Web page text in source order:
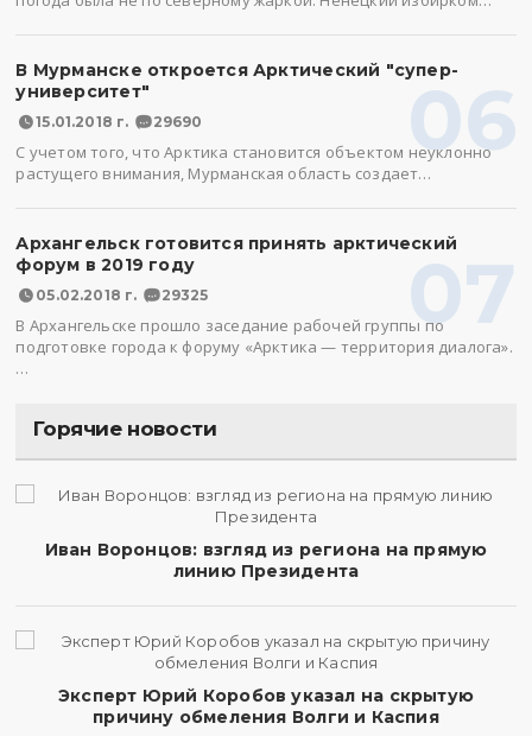
06
В Мурманске откроется Арктический "супер-
университет"
15.01.2018 г. 29690
С учетом того, что Арктика становится объектом неуклонно
растущего внимания, Мурманская область создает…
07
Архангельск готовится принять арктический
форум в 2019 году
05.02.2018 г. 29325
В Архангельске прошло заседание рабочей группы по
подготовке города к форуму «Арктика — территория диалога».
…
Горячие новости
Иван Воронцов: взгляд из региона на прямую
линию Президента
Эксперт Юрий Коробов указал на скрытую
причину обмеления Волги и Каспия